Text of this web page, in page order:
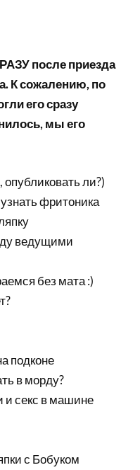
после приезда
К сожалению, по
его сразу
мы его
ли?)
фритоника
ведущими
без мата :)
подконе
в морду?
и секс в машине
с Бобуком